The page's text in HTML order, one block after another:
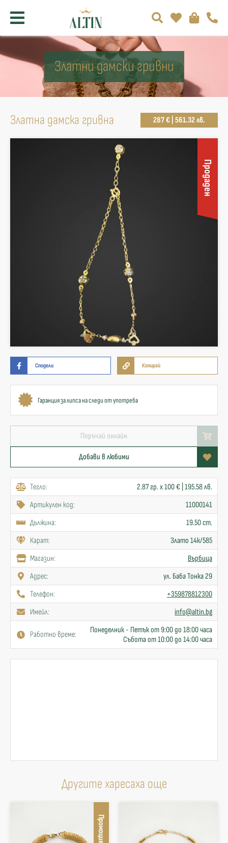
Златни дамски гривни
Златна дамска гривна 287 € | 561.32 лв.
Продаден
Сподели Копирай
Гаранция за липса на следи от употреба
Поръчай онлайн
Добави в любими
Тегло:
2.87 гр. x 100 € | 195.58 лв.
Артикулен код:
11000141
Дължина:
19.50 cm.
Карат:
Злато 14к/585
Mагазин:
Върбица
Адрес:
ул. Баба Тонка 29
Телефон:
+359878812300
Имейл:
info@altin.bg
Работно време:
Понеделник - Петък от 9:00 до 18:00 часа
Събота от 10:00 до 14:00 часа
Другите харесаха още
Промоция